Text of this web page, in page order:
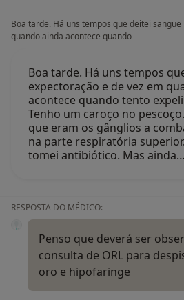
Boa tarde. Há uns tempos que deitei
quando ainda acontece quando
Boa tarde. Há uns tempos
expectoração e de vez em
acontece quando tento
Tenho um caroço no
que eram os gânglios a
na parte respiratória
tomei antibiótico. Mas ainda…
RESPOSTA DO MÉDICO:
Penso que deverá ser
consulta de ORL para
oro e hipofaringe